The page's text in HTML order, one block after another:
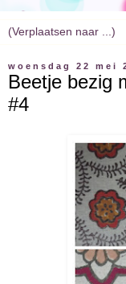
woensdag 22 mei
Beetje bezig
#4